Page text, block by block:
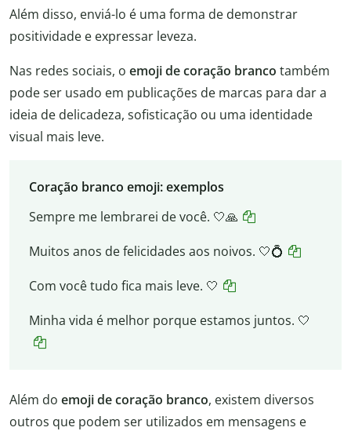
Além disso, enviá-lo é uma forma de demonstrar
positividade e expressar leveza.
Nas redes sociais, o emoji de coração branco também
pode ser usado em publicações de marcas para dar a
ideia de delicadeza, sofisticação ou uma identidade
visual mais leve.
Coração branco emoji: exemplos
Sempre me lembrarei de você. 🤍🙏
Muitos anos de felicidades aos noivos. 🤍💍
Com você tudo fica mais leve. 🤍
Minha vida é melhor porque estamos juntos. 🤍
Além do emoji de coração branco, existem diversos
outros que podem ser utilizados em mensagens e